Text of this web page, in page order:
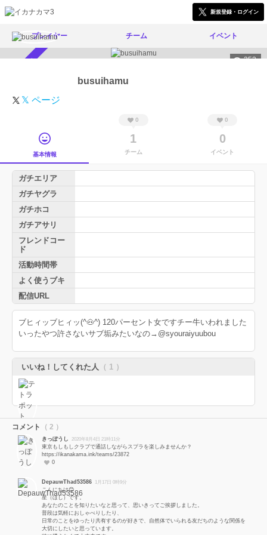
新規登録・ログイン
プレイヤー チーム イベント
352
busuihamu
𝕏 ページ
基本情報
0
1
チーム
0
0
イベント
ガチエリア
ガチヤグラ
ガチホコ
ガチアサリ
フレンドコー
ド
活動時間帯
よく使うブキ
配信URL
ブヒィッブヒィッ(^🐽^) 120パーセント女ですチー牛いわれました
いったやつ許さないサブ垢みたいなの→@syouraiyuubou
いいね！してくれた人 （ 1 ）
コメント （ 2 ）
きっぽうし 2020年8月4日 21時11分
東京もしもしクラブで通話しながらスプラを楽しみませんか？
https://ikanakama.ink/teams/23872
0
DepauwThad53586 1月17日 0時9分
こんにちは😊
星（ほし）です。
あなたのことを知りたいなと思って、思いきってご挨拶しました。
普段は気軽におしゃべりしたり、
日常のことをゆったり共有するのが好きで、自然体でいられる友だちのような関係を
大切にしたいと思っています。